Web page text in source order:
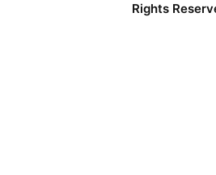
Rights